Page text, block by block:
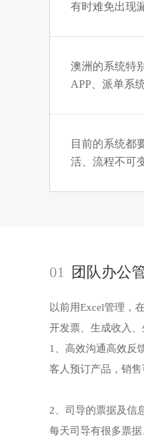
有时难免出现
澳洲的系统特
APP、派单系
目前的系统都
活、流程不可
01 团队办公
以前用Excel管理，
开发票、生成收入
1、高效沟通高效反
客人预订产品，销
2、司导的票据及信
每天司导有很多票